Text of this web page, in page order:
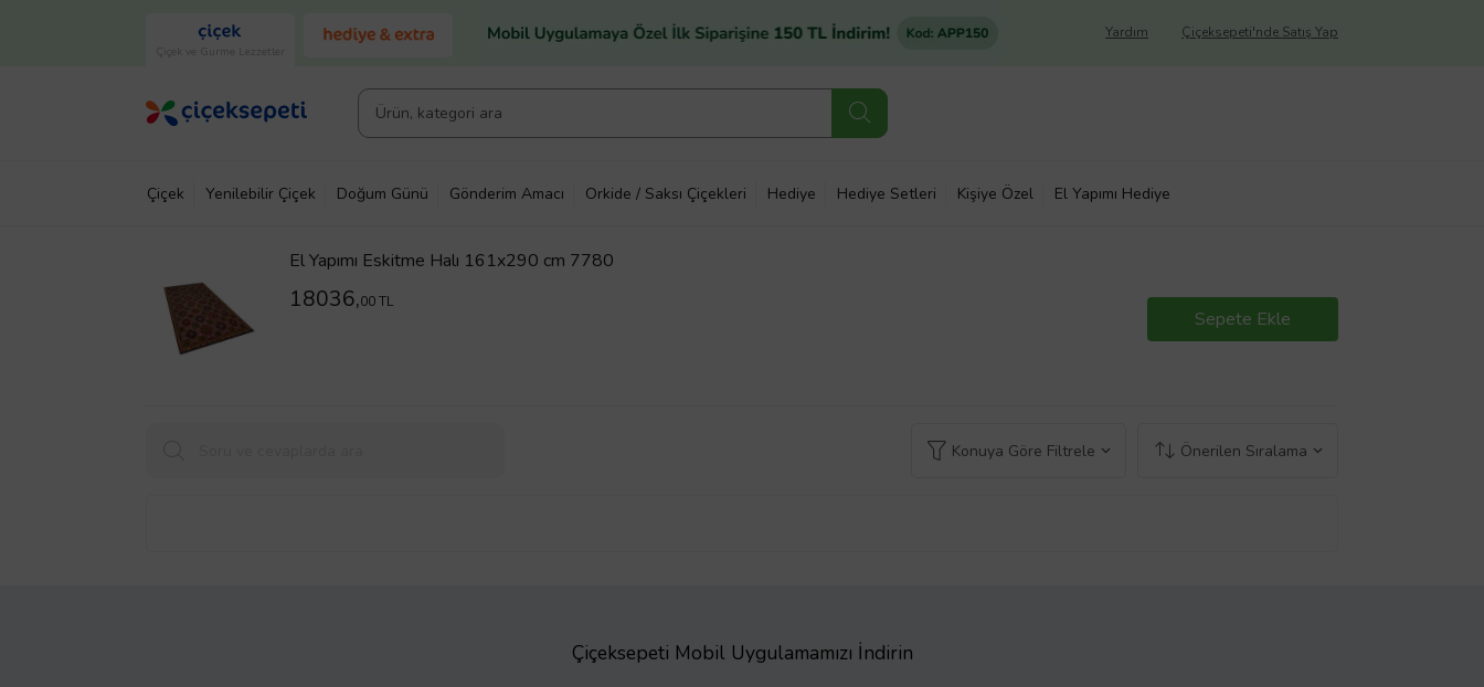
Çiçek ve Gurme Lezzetler
Çiçeksepeti'nde Satış Yap
Yardım
Çiçek Yenilebilir Çiçek Doğum Günü Gönderim Amacı Orkide / Saksı Çiçekleri Hediye Hediye Setleri Kişiye Özel El Yapımı Hediye
El Yapımı Eskitme Halı 161x290 cm 7780
18036,00 TL
Sepete Ekle
Konuya Göre Filtrele Önerilen Sıralama
Çiçeksepeti Mobil Uygulamamızı İndirin